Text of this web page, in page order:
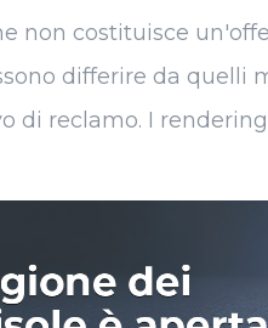
non costituisce
differire da quelli
di reclamo. I